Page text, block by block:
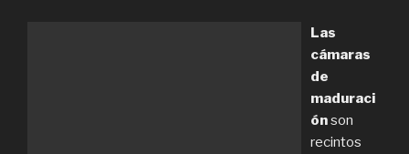
Las
cámaras
de
maduraci
ónson
recintos